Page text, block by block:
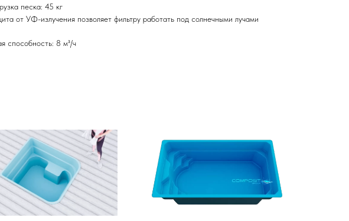
песка: 45 кг
от УФ-излучения позволяет фильтру работать под солнечными лучами
способность: 8 м³/ч